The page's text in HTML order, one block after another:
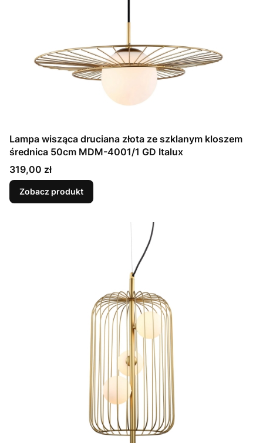
Lampa wisząca druciana złota ze szklanym kloszem
średnica 50cm MDM-4001/1 GD Italux
Cena
319,00 zł
Zobacz produkt